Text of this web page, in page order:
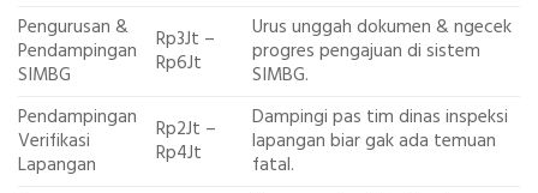
Pengurusan &
Pendampingan
SIMBG
Rp3Jt –
Rp6Jt
Urus unggah dokumen & ngecek
progres pengajuan di sistem
SIMBG.
Pendampingan
Verifikasi
Lapangan
Rp2Jt –
Rp4Jt
Dampingi pas tim dinas inspeksi
lapangan biar gak ada temuan
fatal.